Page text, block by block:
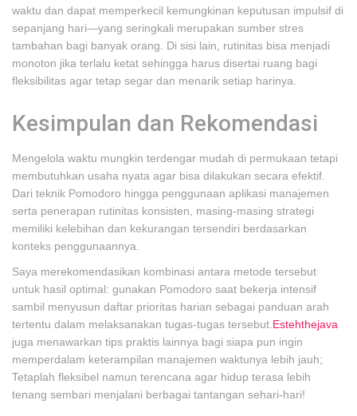
waktu dan dapat memperkecil kemungkinan keputusan impulsif di
sepanjang hari—yang seringkali merupakan sumber stres
tambahan bagi banyak orang. Di sisi lain, rutinitas bisa menjadi
monoton jika terlalu ketat sehingga harus disertai ruang bagi
fleksibilitas agar tetap segar dan menarik setiap harinya.
Kesimpulan dan Rekomendasi
Mengelola waktu mungkin terdengar mudah di permukaan tetapi
membutuhkan usaha nyata agar bisa dilakukan secara efektif.
Dari teknik Pomodoro hingga penggunaan aplikasi manajemen
serta penerapan rutinitas konsisten, masing-masing strategi
memiliki kelebihan dan kekurangan tersendiri berdasarkan
konteks penggunaannya.
Saya merekomendasikan kombinasi antara metode tersebut
untuk hasil optimal: gunakan Pomodoro saat bekerja intensif
sambil menyusun daftar prioritas harian sebagai panduan arah
tertentu dalam melaksanakan tugas-tugas tersebut. Estehthejava
juga menawarkan tips praktis lainnya bagi siapa pun ingin
memperdalam keterampilan manajemen waktunya lebih jauh;
Tetaplah fleksibel namun terencana agar hidup terasa lebih
tenang sembari menjalani berbagai tantangan sehari-hari!